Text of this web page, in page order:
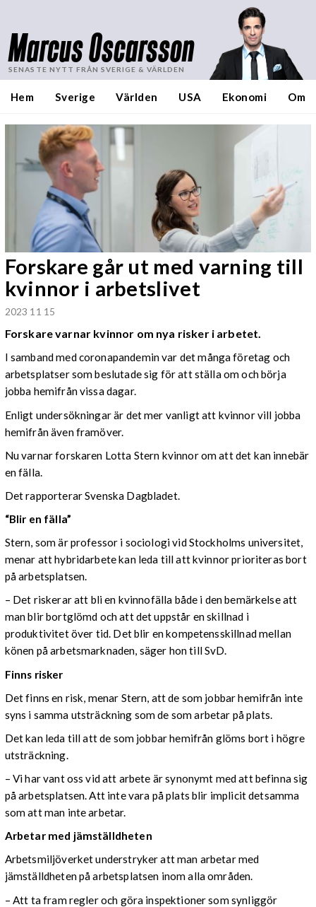
Marcus Oscarsson
SENASTE NYTT FRÅN SVERIGE & VÄRLDEN
Hem Sverige Världen USA Ekonomi Om
Forskare går ut med varning till
kvinnor i arbetslivet
2023 11 15
Forskare varnar kvinnor om nya risker i arbetet.
I samband med coronapandemin var det många företag och
arbetsplatser som beslutade sig för att ställa om och börja
jobba hemifrån vissa dagar.
Enligt undersökningar är det mer vanligt att kvinnor vill jobba
hemifrån även framöver.
Nu varnar forskaren Lotta Stern kvinnor om att det kan innebär
en fälla.
Det rapporterar Svenska Dagbladet.
“Blir en fälla”
Stern, som är professor i sociologi vid Stockholms universitet,
menar att hybridarbete kan leda till att kvinnor prioriteras bort
på arbetsplatsen.
– Det riskerar att bli en kvinnofälla både i den bemärkelse att
man blir bortglömd och att det uppstår en skillnad i
produktivitet över tid. Det blir en kompetensskillnad mellan
könen på arbetsmarknaden, säger hon till SvD.
Finns risker
Det finns en risk, menar Stern, att de som jobbar hemifrån inte
syns i samma utsträckning som de som arbetar på plats.
Det kan leda till att de som jobbar hemifrån glöms bort i högre
utsträckning.
– Vi har vant oss vid att arbete är synonymt med att befinna sig
på arbetsplatsen. Att inte vara på plats blir implicit detsamma
som att man inte arbetar.
Arbetar med jämställdheten
Arbetsmiljöverket understryker att man arbetar med
jämställdheten på arbetsplatsen inom alla områden.
– Att ta fram regler och göra inspektioner som synliggör